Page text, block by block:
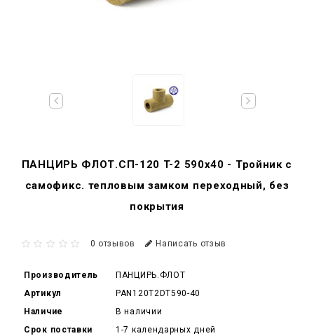
ПАНЦИРЬ ФЛОТ.СП-120 T-2 590x40 - Тройник c
самофикс. тепловым замком переходный, без
покрытия
0 отзывов Написать отзыв
Производитель
ПАНЦИРЬ.ФЛОТ
Артикул
PAN120T2DT590-40
Наличие
В наличии
Срок поставки
1-7 календарных дней